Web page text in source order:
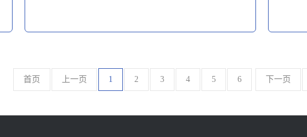
首页 上一页 1 2 3 4 5 6 下一页